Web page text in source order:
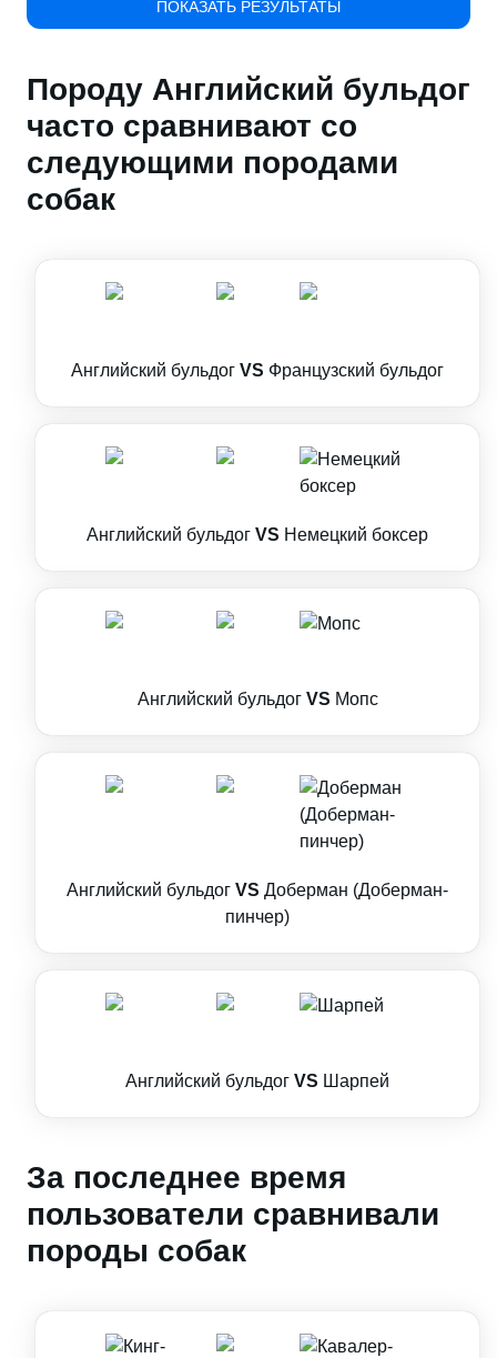
ПОКАЗАТЬ РЕЗУЛЬТАТЫ
Породу Английский бульдог
часто сравнивают со
следующими породами
собак
Английский бульдог VS Французский бульдог
Английский бульдог VS Немецкий боксер
Английский бульдог VS Мопс
Английский бульдог VS Доберман (Доберман-
пинчер)
Английский бульдог VS Шарпей
За последнее время
пользователи сравнивали
породы собак